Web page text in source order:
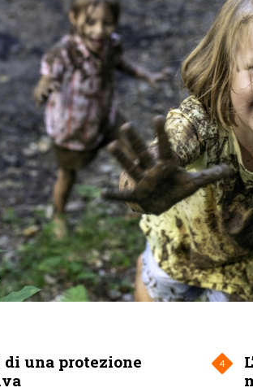
una protezione
4